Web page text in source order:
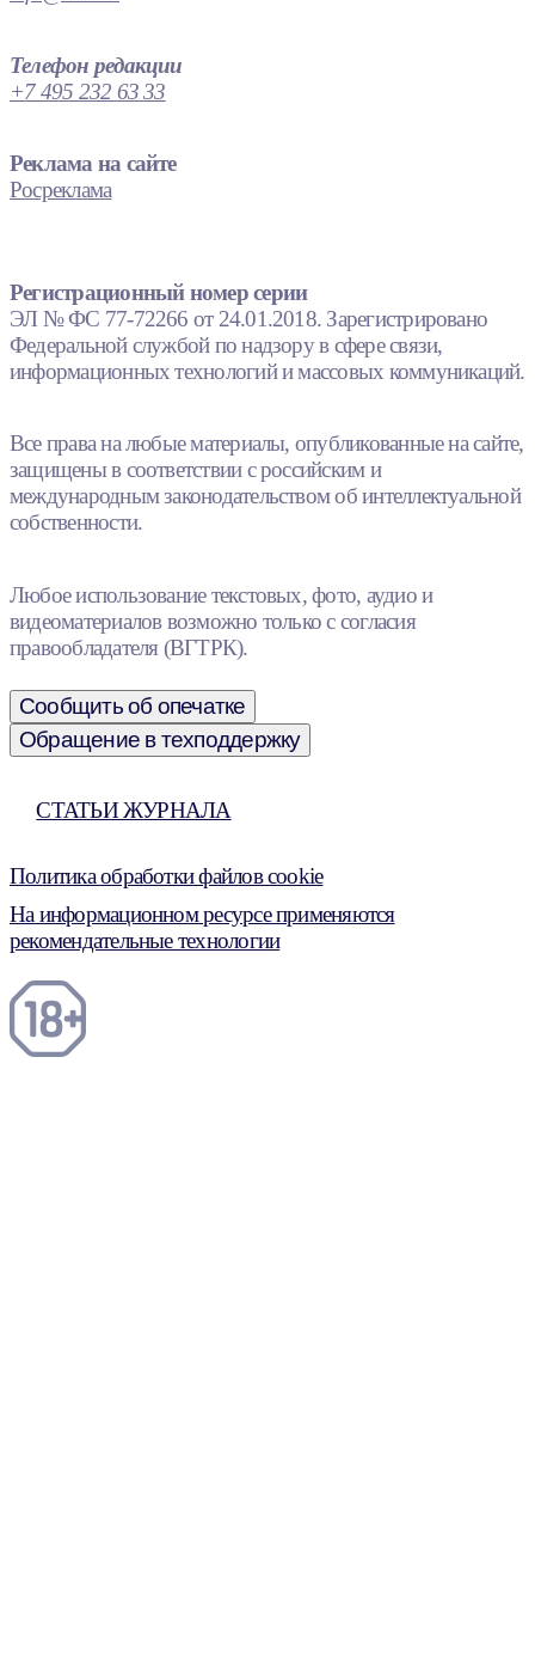
Телефон редакции
+7 495 232 63 33
Реклама на сайте
Росреклама
Регистрационный номер серии
ЭЛ № ФС 77-72266 от 24.01.2018. Зарегистрировано
Федеральной службой по надзору в сфере связи,
информационных технологий и массовых коммуникаций.
Все права на любые материалы, опубликованные на сайте,
защищены в соответствии с российским и
международным законодательством об интеллектуальной
собственности.
Любое использование текстовых, фото, аудио и
видеоматериалов возможно только с согласия
правообладателя (ВГТРК).
Сообщить об опечатке
Обращение в техподдержку
СТАТЬИ ЖУРНАЛА
Политика обработки файлов cookie
На информационном ресурсе применяются
рекомендательные технологии